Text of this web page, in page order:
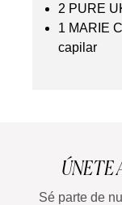
2 PURE
1 MARIE
capilar
ÚNETE
Sé parte de